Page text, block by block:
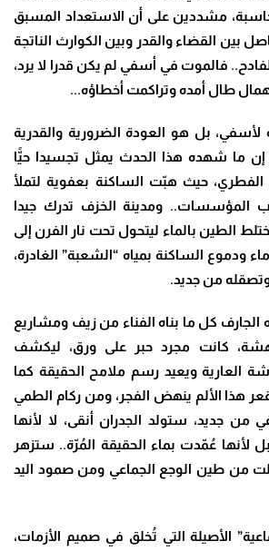
مشددين على أن الاستعداد المسبق
بين القضاء والقدر وبين الكوارث الناتجة
فالموت في أسفي لم يكن قدرا لا يرد،
طال أمده وتراكمت أخطاؤه...
بل هو العودة الضرورية والقدرية
إن ما شهده هذا الحدث يمثل تجسيدا حيًّا
الفطري، حيث هبّت الساكنة بعفوية لتملأ
المؤسسات.. ومدينة الخزف تدرك جيدا
الطين بالماء ليتحول تحت نار الفرن إلى
ودموع الساكنة بمياه “الشعبة” الغادرة،
من جديد.
الجارف كل ما بناه الفناء من زيف ومشاريع
كانت مجرد حبر على ورق، ليكشف
العارية ويعيد رسم ملامح الحقيقة كما
هذا الألم ينهض الفجر، ومن ركام الطمي
جديد، ستولد الجدران أنقى، لا لأنها
لأنها عُمّدت بماء الحقيقة المُرّة.. ستزهر
جُبلت من طين الوجع الجماعي ومن صمود اليد
الأصيلة التي تُخلق في صميم الأزمات،